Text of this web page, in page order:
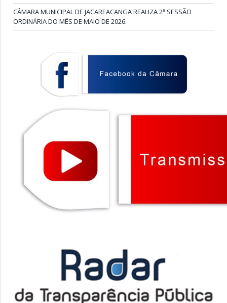
CÂMARA MUNICIPAL DE JACAREACANGA REALIZA 2ª SESSÃO
ORDINÁRIA DO MÊS DE MAIO DE 2026.